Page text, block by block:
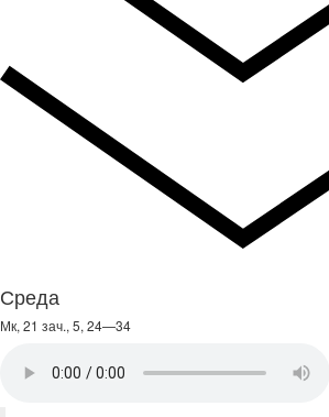
Среда
Мк, 21 зач., 5, 24—34